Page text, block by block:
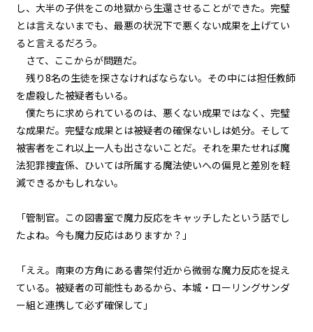
文字サイズ
フォント
明朝
黒 白
組み方向
横組み
第１話
第１話
＜２０＞
第１話
『Serial killer（連続殺人鬼）』
＜２１＞
『Serial killer（連続殺人鬼）』
＜２２＞
第１話
『Serial killer（連続殺人鬼）』
＜２３＞
し、大半の子供をこの地獄から生還させることができた。完璧
とは言えないまでも、最悪の状況下で悪くない成果を上げてい
ると言えるだろう。
さて、ここからが問題だ。
残り8名の生徒を探さなければならない。その中には担任教師
を虐殺した被疑者もいる。
僕たちに求められているのは、悪くない成果ではなく、完璧
な成果だ。完璧な成果とは被疑者の確保ないしは処分。そして
被害者をこれ以上一人も出さないことだ。それを果たせれば魔
法犯罪捜査係、ひいては所属する魔法使いへの偏見と差別を軽
減できるかもしれない。
「管制官。この図書室で魔力反応をキャッチしたという話でし
たよね。今も魔力反応はありますか？」
「ええ。南東の方角にある書架付近から微弱な魔力反応を捉え
ている。被疑者の可能性もあるから、本城・ローリングサンダ
ー組と連携して必ず確保して」